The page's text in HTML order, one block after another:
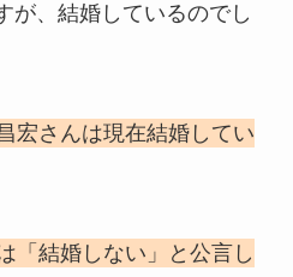
が、結婚しているのでし
宏さんは現在結婚してい
「結婚しない」と公言し